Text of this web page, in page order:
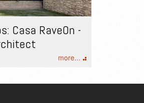
Casa RaveOn -
more...